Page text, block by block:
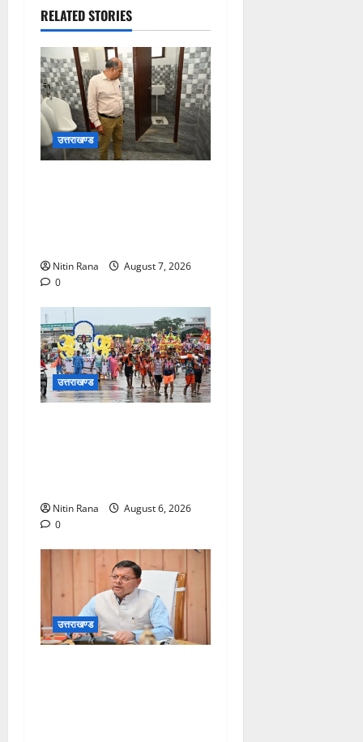
RELATED STORIES
उत्तराखण्ड
Nitin Rana
August 7, 2026
0
उत्तराखण्ड
Nitin Rana
August 6, 2026
0
उत्तराखण्ड